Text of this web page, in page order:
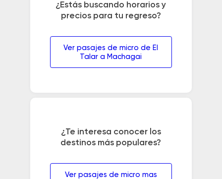
¿Estás buscando horarios y
precios para tu regreso?
Ver pasajes de micro de El
Talar a Machagai
¿Te interesa conocer los
destinos más populares?
Ver pasajes de micro mas